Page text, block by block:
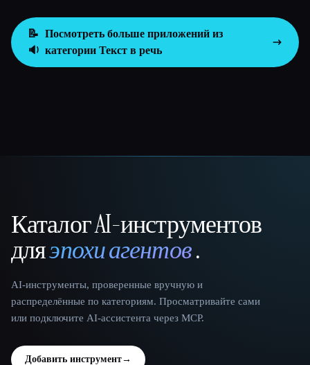
📝
🔉
Посмотреть больше приложений из
категорииТекст в речь
That AI Collection
Каталог AI-инструментов
дляэпохи агентов.
AI-инструменты, проверенные вручную и
распределённые по категориям. Просматривайте сами
или подключите AI-ассистента через MCP.
Добавить инструмент→